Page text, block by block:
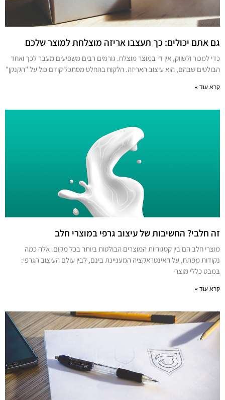
גם אתם יכולים: כך תעצבו אריזה מוצלחת למוצר שלכם
כדי למכור ולשווק, אין די במוצר מוצלח. גורמים רבים משפיעים מעבר לכך ואחד
הבולטים שבהם, הוא עיצוב האריזה. הלקוח בהחלט מסתכל קודם כול על "הקנקן"
קרא עוד »
זה חלבי? החשיבות של עיצוב גרפי במוצרי חלב
מוצרי חלב הם בין קטגוריות המוצרים הבולטות ביותר בכל מקום. אלה כמה
נקודות מפתח, על האינטראקציה המעניינת בינם, לבין עולם העיצוב הגרפי:
במבט כללי מוצרי
קרא עוד »